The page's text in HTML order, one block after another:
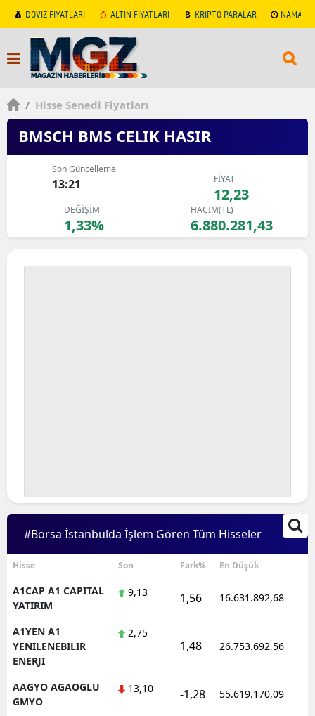
DÖVİZ FİYATLARI ALTIN FİYATLARI KRİPTO PARALAR NAMAZ
/ Hisse Senedi Fiyatları
BMSCH BMS CELIK HASIR
Son Güncelleme
13:21 FİYAT
12,23
DEĞİŞİM
1,33%
HACİM(TL)
6.880.281,43
#Borsa İstanbulda İşlem Gören Tüm Hisseler
Hisse Son Fark% En Düşük
A1CAP A1 CAPITAL
YATIRIM
9,13 1,56 16.631.892,68
A1YEN A1
YENILENEBILIR
ENERJI
2,75
1,48 26.753.692,56
AAGYO AGAOGLU
GMYO
13,10 -1,28 55.619.170,09